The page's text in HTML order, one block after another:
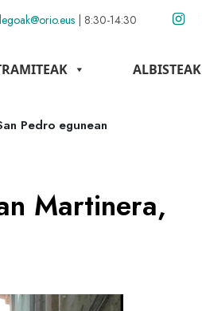
| 8:30-14:30
ALBISTEAK
Pedro egunean
Martinera,